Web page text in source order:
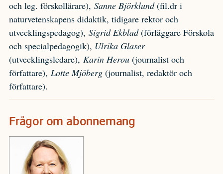
och leg. förskollärare), Sanne Björklund(fil.dr i
naturvetenskapens didaktik, tidigare rektor och
utvecklingspedagog), Sigrid Ekblad(förläggare Förskola
och specialpedagogik), Ulrika Glaser
(utvecklingsledare), Karin Herou (journalist och
författare), Lotte Mjöberg (journalist, redaktör och
författare).
Frågor om abonnemang